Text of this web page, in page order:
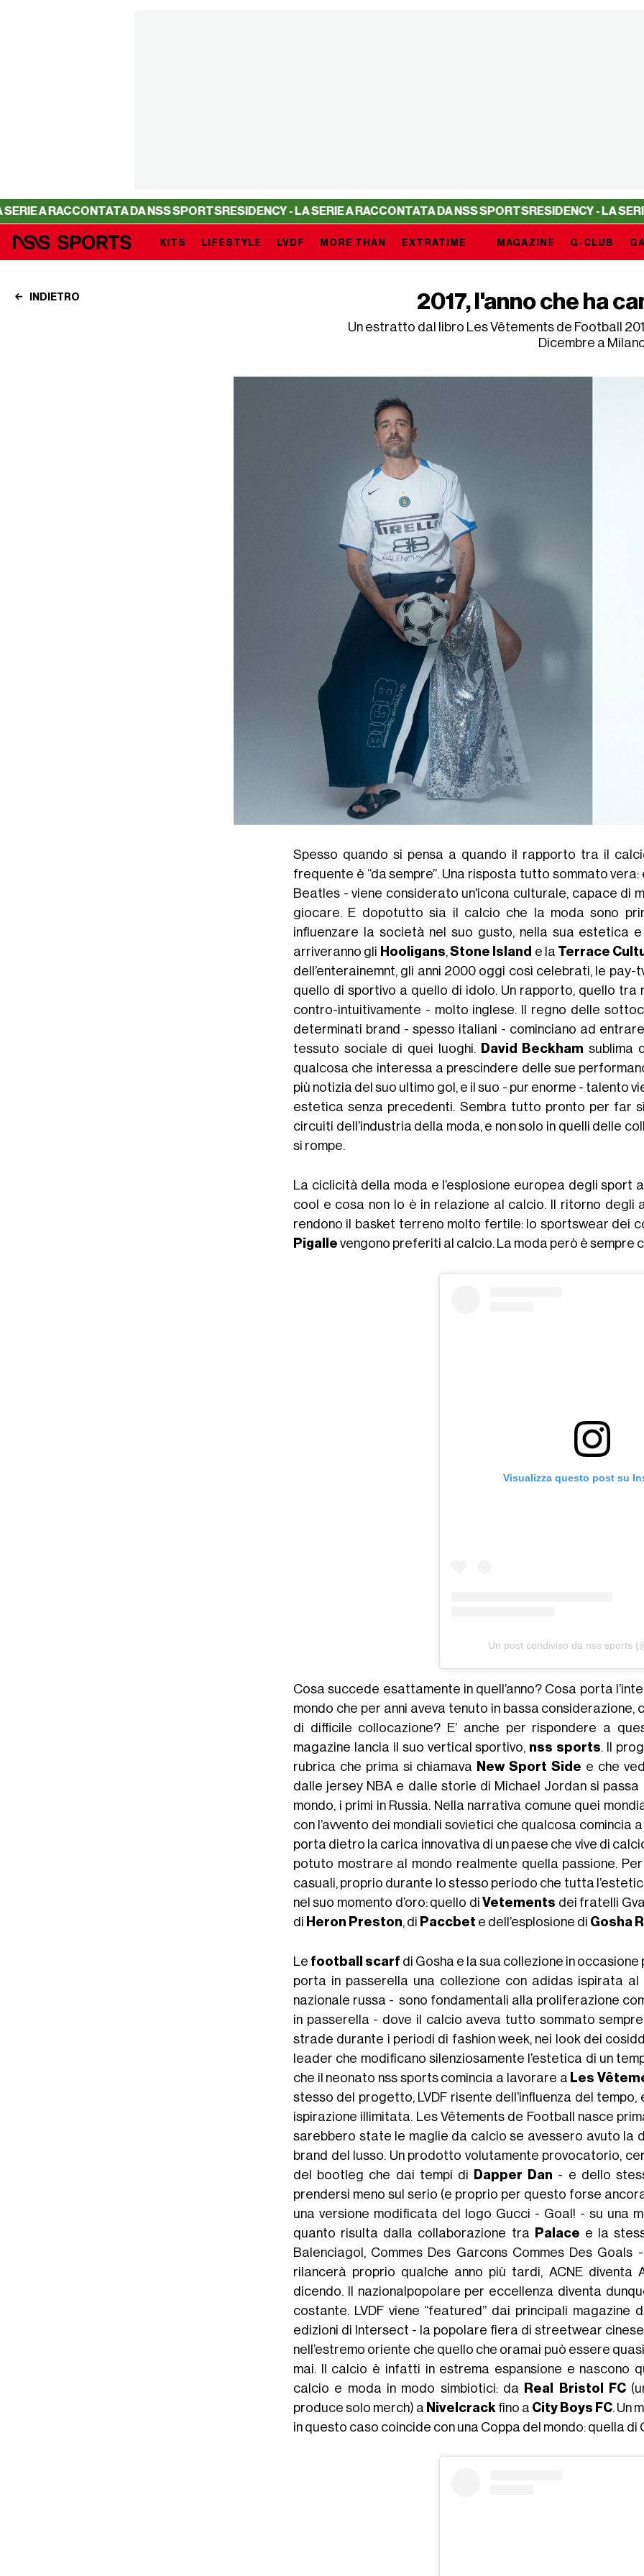
DA NSS SPORTSRESIDENCY - LA SERIE A RACCONTATA DA NSS SPORTSRESIDENCY - LA SERIE A
EXTRATIME
KITS LIFESTYLE LVDF MORE THAN MAGAZINE G-CLUB
INDIETRO 2017, l'anno che ha
Un estratto dal libro Les Vêtements de Football
Dicembre a
Spesso quando si pensa a quando il rapporto tra il
frequente è “da sempre”. Una risposta tutto sommato vera:
Beatles - viene considerato un'icona culturale, capace di
giocare. E dopotutto sia il calcio che la moda sono
influenzare la società nel suo gusto, nella sua estetica
arriveranno gli Hooligans,Stone Island e la Terrace
dell’enterainemnt, gli anni 2000 oggi così celebrati, le
quello di sportivo a quello di idolo. Un rapporto, quello tra
contro-intuitivamente - molto inglese. Il regno delle
determinati brand - spesso italiani - cominciano ad
tessuto sociale di quei luoghi.
David Beckham sublima
qualcosa che interessa a prescindere delle sue
più notizia del suo ultimo gol, e il suo - pur enorme - talento
estetica senza precedenti. Sembra tutto pronto per far
circuiti dell’industria della moda, e non solo in quelli delle
si rompe.
La ciclicità della moda e l’esplosione europea degli sport
cool e cosa non lo è in relazione al calcio. Il ritorno degli
rendono il basket terreno molto fertile: lo sportswear dei
Pigalle vengono preferiti al calcio. La moda però è sempre
Visualizza questo post su
Un post condiviso da nss sports
Cosa succede esattamente in quell’anno? Cosa porta
mondo che per anni aveva tenuto in bassa
di difficile collocazione? E’ anche per rispondere a
magazine lancia il suo vertical sportivo, nss sports. Il
rubrica che prima si chiamava
New Sport Side e che
dalle jersey NBA e dalle storie di Michael Jordan si passa
mondo, i primi in Russia. Nella narrativa comune quei
con l’avvento dei mondiali sovietici che qualcosa comincia a
porta dietro la carica innovativa di un paese che vive di
potuto mostrare al mondo realmente quella passione.
casuali, proprio durante lo stesso periodo che tutta
nel suo momento d’oro: quello diVetements dei fratelli
di Heron Preston, di Paccbet e dell’esplosione di Gosha
Le football scarf di Gosha e la sua collezione in
porta in passerella una collezione con adidas ispirata
nazionale russa - sono fondamentali alla proliferazione
in passerella - dove il calcio aveva tutto sommato
strade durante i periodi di fashion week, nei look dei
leader che modificano silenziosamente l’estetica di un
che il neonato nss sports comincia a lavorare a Les
stesso del progetto, LVDF risente dell’influenza del
ispirazione illimitata. Les Vêtements de Football nasce
sarebbero state le maglie da calcio se avessero avuto la
brand del lusso. Un prodotto volutamente provocatorio,
del bootleg che dai tempi di
Dapper Dan - e dello
prendersi meno sul serio (e proprio per questo forse
una versione modificata del logo Gucci - Goal! - su una
quanto risulta dalla collaborazione tra
Palace e la
Balenciagol, Commes Des Garcons Commes Des Goals
rilancerà proprio qualche anno più tardi, ACNE diventa
dicendo. Il nazionalpopolare per eccellenza diventa
costante. LVDF viene “featured” dai principali
edizioni di Intersect - la popolare fiera di streetwear cinese
nell’estremo oriente che quello che oramai può essere
mai. Il calcio è infatti in estrema espansione e nascono
calcio e moda in modo simbiotici: da
Real Bristol FC
produce solo merch) a Nivelcrack fino a City Boys FC . Un
in questo caso coincide con una Coppa del mondo: quella di